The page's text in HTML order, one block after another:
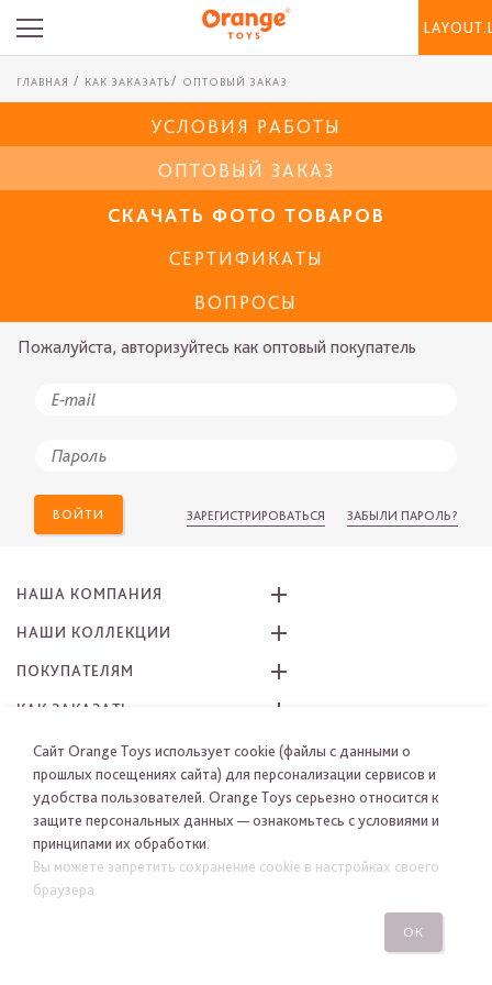
ГЛАВНАЯ КАК ЗАКАЗАТЬ ОПТОВЫЙ ЗАКАЗ
УСЛОВИЯ РАБОТЫ
ОПТОВЫЙ ЗАКАЗ
СКАЧАТЬ ФОТО ТОВАРОВ
СЕРТИФИКАТЫ
ВОПРОСЫ
Пожалуйста, авторизуйтесь как оптовый покупатель
ВОЙТИ ЗАБЫЛИ ПАРОЛЬ?
ЗАРЕГИСТРИРОВАТЬСЯ
НАША КОМПАНИЯ
НАШИ КОЛЛЕКЦИИ
ПОКУПАТЕЛЯМ
КАК ЗАКАЗАТЬ
ПРИСОЕДИНЯЙТЕСЬ К НАМ
© 2005 - 2026 ORANGE-TOYS. Все права защищены
Разработано в «Остров свободы» BRANDEXPERT
Сайт Orange Toys использует cookie (файлы с данными о
прошлых посещениях сайта) для персонализации сервисов и
удобства пользователей. Orange Toys серьезно относится к
защите персональных данных — ознакомьтесь с условиями и
принципами их обработки.
Вы можете запретить сохранение cookie в настройках своего
браузера.
ОК